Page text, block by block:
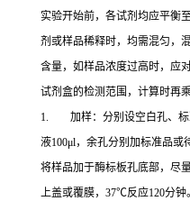
实验开始前，各试剂均应平衡
剂或样品稀释时，均需混匀，
含量，如样品浓度过高时，应
试剂盒的检测范围，计算时再
1. 加样：分别设空白孔、标
液100μl，余孔分别加标准品或
将样品加于酶标板孔底部，尽
上盖或覆膜，37℃反应120分